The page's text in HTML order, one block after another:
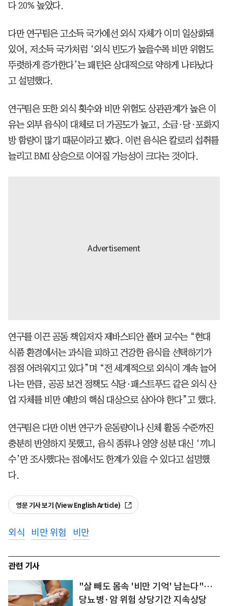
다 20% 높았다.
다만 연구팀은 고소득 국가에선 외식 자체가 이미 일상화돼
있어, 저소득 국가처럼 ‘외식 빈도가 높을수록 비만 위험도
뚜렷하게 증가한다’는 패턴은 상대적으로 약하게 나타났다
고 설명했다.
연구팀은 또한 외식 횟수와 비만 위험도 상관관계가 높은 이
유는 외부 음식이 대체로 더 가공도가 높고, 소금·당·포화지
방 함량이 많기 때문이라고 봤다. 이런 음식은 칼로리 섭취를
늘리고 BMI 상승으로 이어질 가능성이 크다는 것이다.
연구를 이끈 공동 책임저자 제바스티안 폴머 교수는 “현대
식품 환경에서는 과식을 피하고 건강한 음식을 선택하기가
점점 어려워지고 있다”며 “전 세계적으로 외식이 계속 늘어
나는 만큼, 공공 보건 정책도 식당·패스트푸드 같은 외식 산
업 자체를 비만 예방의 핵심 대상으로 삼아야 한다”고 했다.
연구팀은 다만 이번 연구가 운동량이나 신체 활동 수준까진
충분히 반영하지 못했고, 음식 종류나 영양 성분 대신 ‘끼니
수’만 조사했다는 점에서도 한계가 있을 수 있다고 설명했
다.
영문 기사 보기 (View English Article)
외식 비만 위험 비만
관련 기사
"살 빼도 몸속 '비만 기억' 남는다"…
당뇨병·암 위험 상당기간 지속상당